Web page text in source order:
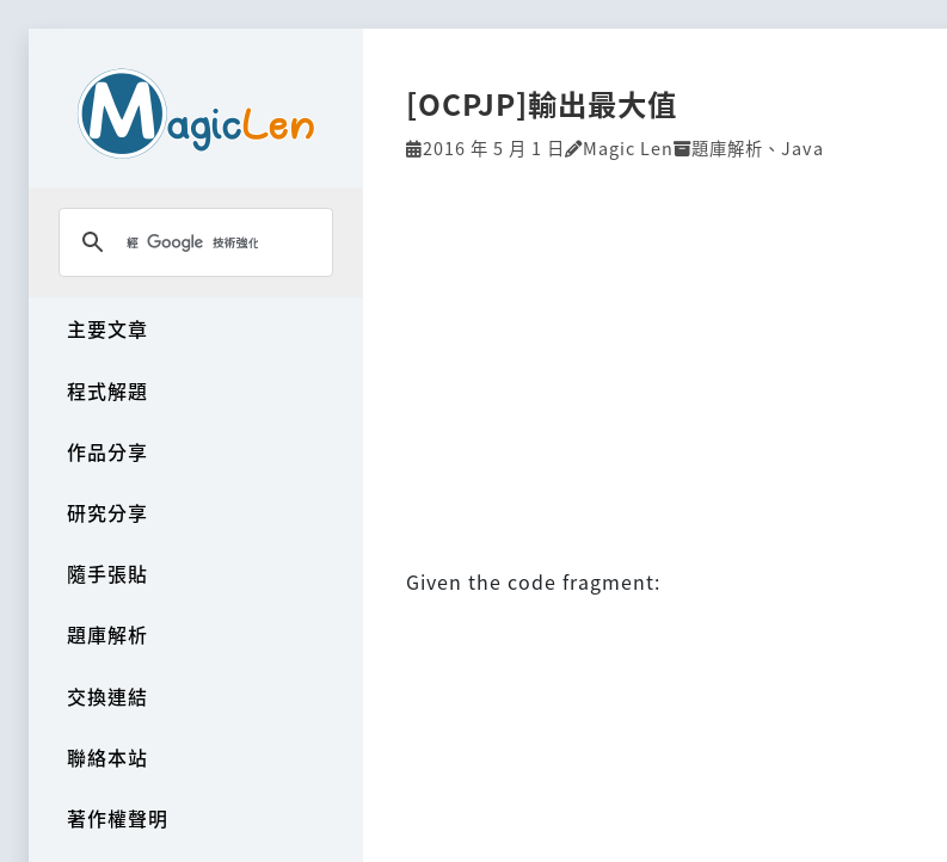
主要文章
程式解題
作品分享
研究分享
隨手張貼
題庫解析
交換連結
聯絡本站
著作權聲明
[OCPJP]輸出最大值
2016 年 5 月 1 日 Magic Len 題庫解析 、 Java
Given the code fragment: